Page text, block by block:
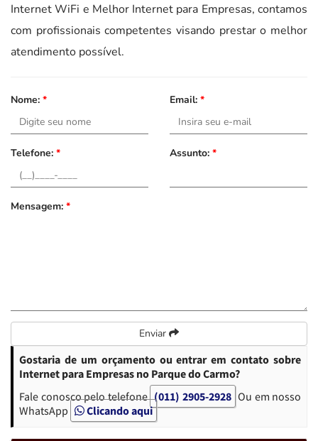
Internet WiFi e Melhor Internet para Empresas, contamos
com profissionais competentes visando prestar o melhor
atendimento possível.
Nome: * Email: *
Telefone: * Assunto: *
Mensagem: *
Enviar
Gostaria de um orçamento ou entrar em contato sobre
Internet para Empresas no Parque do Carmo?
Fale conosco pelo telefone (011) 2905-2928 Ou em nosso
WhatsApp
Clicando aqui